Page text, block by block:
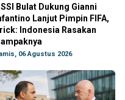
Bulat Dukung Gianni
Lanjut Pimpin FIFA,
Indonesia Rasakan
06 Agustus 2026